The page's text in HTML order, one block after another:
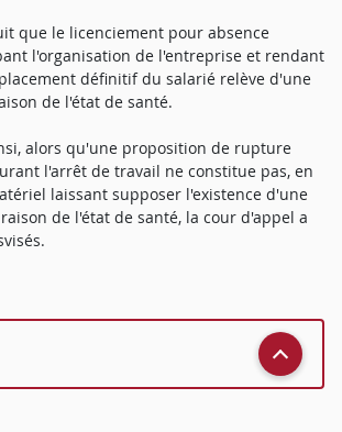
que le licenciement pour absence
l'organisation de l'entreprise et rendant
définitif du salarié relève d'une
de l'état de santé.
alors qu'une proposition de rupture
l'arrêt de travail ne constitue pas, en
laissant supposer l'existence d'une
de l'état de santé, la cour d'appel a